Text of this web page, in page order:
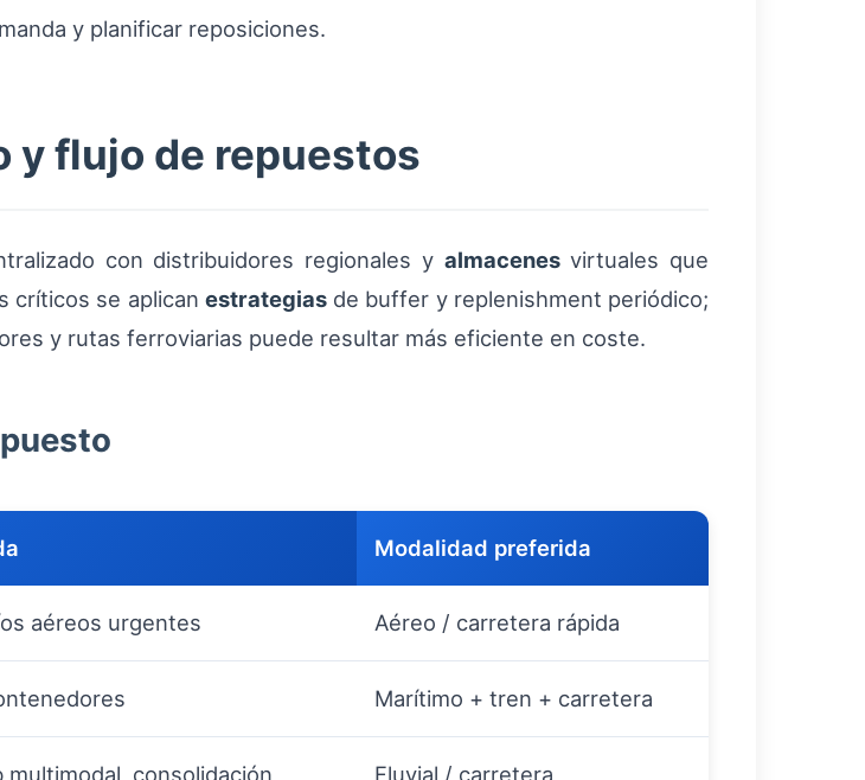
y planificar reposiciones.
y flujo de repuestos
con distribuidores regionales y almacenesvirtuales que
críticos se aplican estrategiasde buffer y replenishment periódico;
y rutas ferroviarias puede resultar más eficiente en coste.
Modalidad preferida
aéreos urgentes Aéreo / carretera rápida
Marítimo + tren + carretera
consolidación Fluvial / carretera